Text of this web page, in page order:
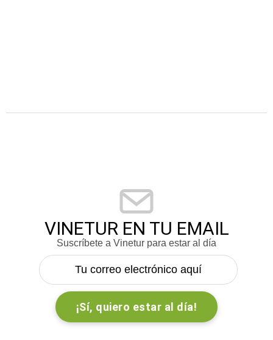
VINETUR EN TU EMAIL
Suscríbete a Vinetur para estar al día